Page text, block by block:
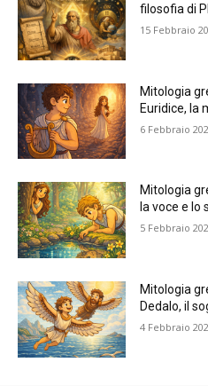
filosofia di
15 Febbraio
Mitologia
Euridice, la
6 Febbraio
Mitologia
la voce e lo
5 Febbraio
Mitologia
Dedalo, il
4 Febbraio